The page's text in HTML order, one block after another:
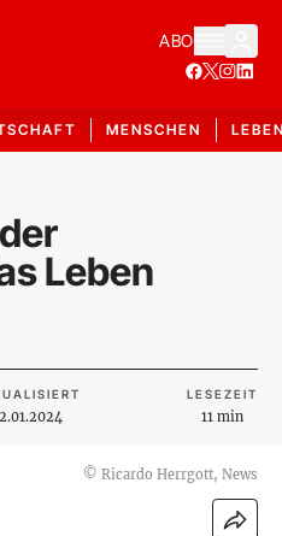
ABO
MENSCHEN
Leben
LESEZEIT
11 min
© Ricardo Herrgott, News